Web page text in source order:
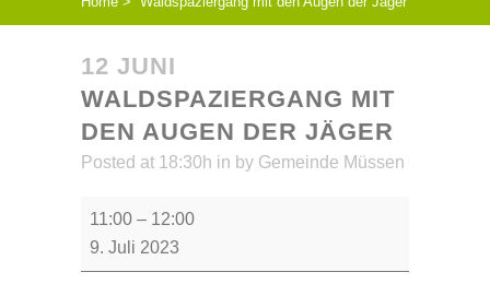
12 JUNI
WALDSPAZIERGANG MIT
DEN AUGEN DER JÄGER
Posted at 18:30h in by Gemeinde Müssen
Waldspaziergang
mit
11:00 – 12:00
9. Juli 2023